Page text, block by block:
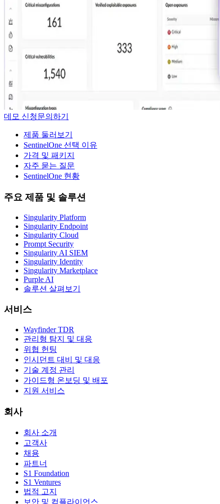
데모 신청문의하기
제품 둘러보기
SentinelOne 선택 이유
가격 및 패키지
자주 묻는 질문
SentinelOne 현황
주요 제품 및 솔루션
Singularity Platform
Singularity Endpoint
Singularity Cloud
Prompt Security
Singularity AI SIEM
Singularity Identity
Singularity Marketplace
Purple AI
솔루션 살펴보기
서비스
Wayfinder TDR
관리형 탐지 및 대응
위협 헌팅
인시던트 대비 및 대응
기술 계정 관리
가이드형 온보딩 및 배포
지원 서비스
회사
회사 소개
고객사
채용
파트너
S1 Foundation
S1 Ventures
법적 고지
보안 및 컴플라이언스